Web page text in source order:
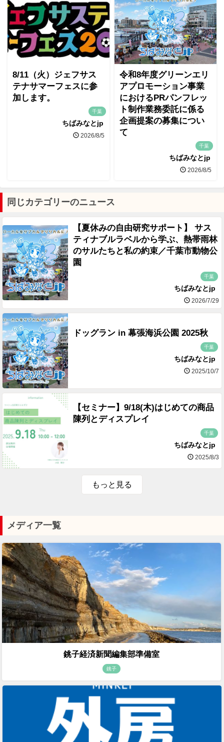
8/11（火）ジェフサス
テナサマーフェスに参
加します。
千葉
ちばみなとjp
2026/8/5
令和8年度グリーンエリ
アプロモーション事業
におけるPRパンフレッ
ト制作業務委託に係る
企画提案の募集につい
て
千葉
ちばみなとjp
2026/8/5
同じカテゴリーのニュース
【夏休みの自由研究サポート】 サス
ティナブルラベルから学ぶ、熱帯雨林
のサルたちと私の約束／千葉市動物公
園
千葉
ちばみなとjp
2026/7/29
ドッグラン in 幕張海浜公園 2025秋
千葉
ちばみなとjp
2025/10/7
【セミナー】9/18(木)はじめての商品
陳列とディスプレイ
千葉
ちばみなとjp
2025/8/3
もっと見る
メディア一覧
銚子経済新聞編集部準備室
銚子